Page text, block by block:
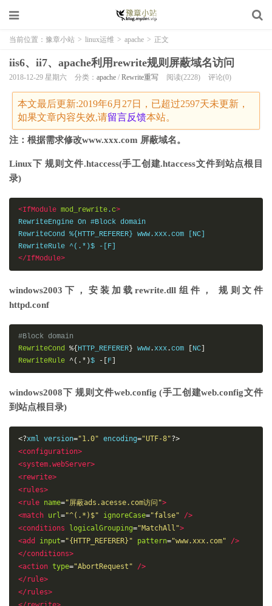
当前位置： 豫章小站 > linux运维 > apache > 正文
iis6、ii7、apache利用rewrite规则屏蔽域名访问
2018-12-29 星期六 分类： apache / Rewrite重写 阅读(2228) 评论(0)
本文最后更新:2019年6月27日，已超过2597天未更新，
如果文章内容失效,请留言反馈本站。
注：根据需求修改www.xxx.com 屏蔽域名。
Linux下 规则文件.htaccess(手工创建.htaccess文件到站点根目
录)
<IfModule mod_ rewrite .c>
RewriteEngine On #Block domain
RewriteCond %{HTTP_REFERER} www.xxx.com [NC]
</IfModule>
windows2003下，安装加载rewrite.dll组件， 规则文件
httpd.conf
#Block domain
RewriteCond %{ HTTP_REFERER } www .xxx .com NC
RewriteRule ^(.*)$ -[ F
windows2008下 规则文件web.config (手工创建web.config文件
到站点根目录)
<?xml version="1.0" encoding="UTF-8"?>
<configuration>
<system.webServer>
<rewrite>
<rules>
<rule name="屏蔽ads.acesse.com访问">
<match url="^(.*)$" ignoreCase="false"
/>
<conditions
logicalGrouping="MatchAll">
<add
input="{HTTP_REFERER}" pattern="www.xxx.com"
/>
</conditions>
<action type="AbortRequest"
/>
</rule>
</rules>